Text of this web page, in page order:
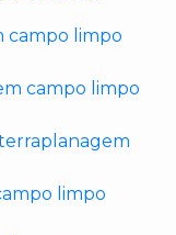
campo limpo
campo limpo
limpo